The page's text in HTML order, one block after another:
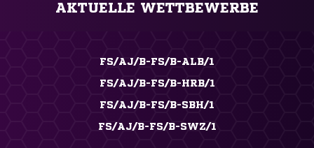
AKTUELLE WETTBEWERBE
FS/AJ/B-FS/B-ALB/1
FS/AJ/B-FS/B-HRB/1
FS/AJ/B-FS/B-SBH/1
FS/AJ/B-FS/B-SWZ/1